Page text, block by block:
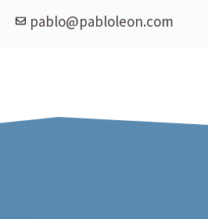
pablo@pabloleon.com